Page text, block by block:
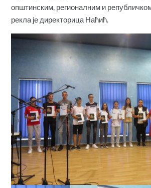
општинским, регионалним и
рекла је директорица Наћић.